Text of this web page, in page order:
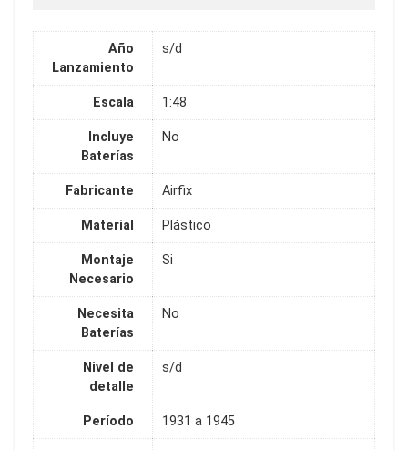
Año
Lanzamiento
s/d
Escala 1:48
Incluye
Baterías
No
Fabricante Airfix
Material Plástico
Montaje
Necesario
Si
Necesita
Baterías
No
Nivel de
detalle
s/d
Período 1931 a 1945